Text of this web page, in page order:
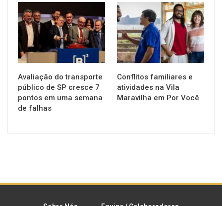
NOTÍCIAS
Avaliação do transporte
público de SP cresce 7
pontos em uma semana
de falhas
NOTÍCIAS
Conflitos familiares e
atividades na Vila
Maravilha em Por Você